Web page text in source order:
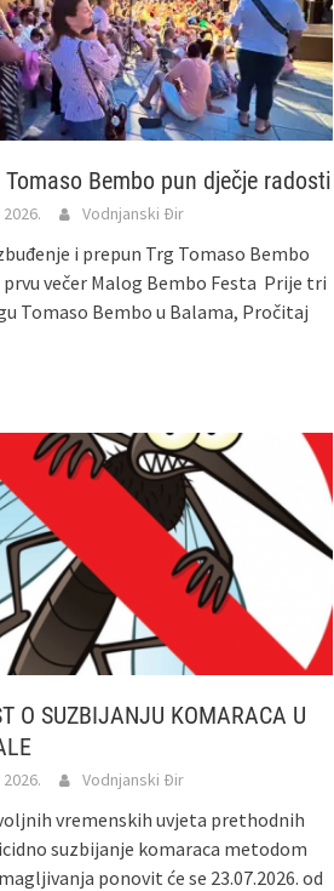
Tomaso Bembo pun dječje radosti
Vodnjanski Đir
i prepun Trg Tomaso Bembo
večer Malog Bembo Festa Prije tri
Tomaso Bembo u Balama, Pročitaj
O SUZBIJANJU KOMARACA U
Vodnjanski Đir
vremenskih uvjeta prethodnih
suzbijanje komaraca metodom
ponovit će se 23.07.2026. od